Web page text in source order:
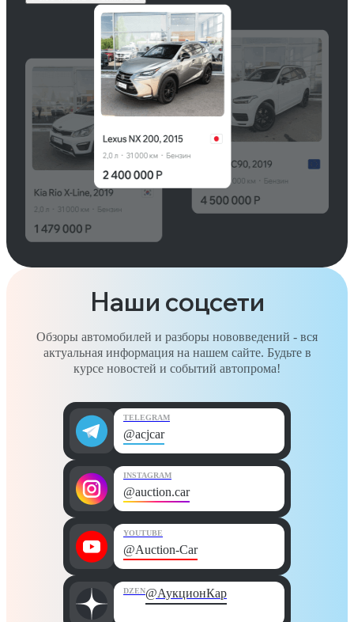
Наши соцсети
Обзоры автомобилей и разборы нововведений - вся
актуальная информация на нашем сайте. Будьте в
курсе новостей и событий автопрома!
TELEGRAM
@acjcar
INSTAGRAM
@auction.car
YOUTUBE
@Auction-Car
DZEN@АукционКар